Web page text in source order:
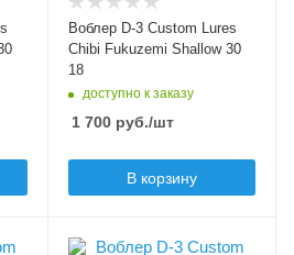
30
Вес приманки, гр
2.9
Плавучесть
floating (F)
Заглубление max, м
Воблер D-3 Custom Lures
Chibi Fukuzemi Shallow 30
18
доступно к заказу
1 700руб./шт
В корзину
Цвет приманки